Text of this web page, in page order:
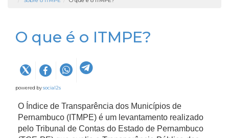
O que é o ITMPE?
powered bysocial2s
O Índice de Transparência dos Municípios de
Pernambuco (ITMPE) é um levantamento realizado
pelo Tribunal de Contas do Estado de Pernambuco